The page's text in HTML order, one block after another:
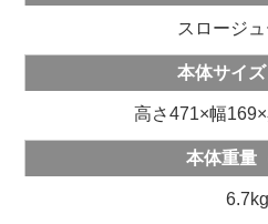
スロージ
本体サイズ
高さ471×幅
本体重量
6.7kg